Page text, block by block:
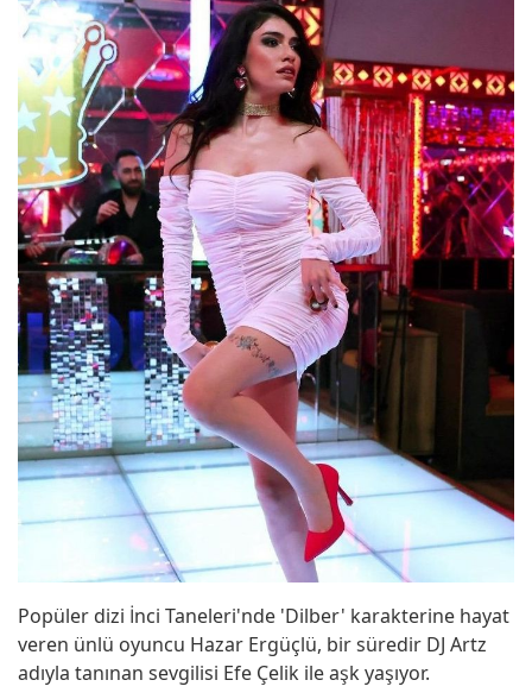
böyle kutladı..!
Danilo Zanna'nın nafaka davasında
karar çıktı!..
Popüler dizi İnci Taneleri'nde 'Dilber' karakterine hayat
veren ünlü oyuncu Hazar Ergüçlü, bir süredir DJ Artz
adıyla tanınan sevgilisi Efe Çelik ile aşk yaşıyor.